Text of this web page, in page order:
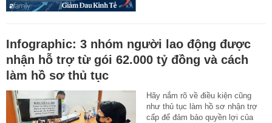
Infographic: 3 nhóm người lao động được
nhận hỗ trợ từ gói 62.000 tỷ đồng và cách
làm hồ sơ thủ tục
Hãy nắm rõ về điều kiện cũng
như thủ tục làm hồ sơ nhận trợ
cấp để đảm bảo quyền lợi của